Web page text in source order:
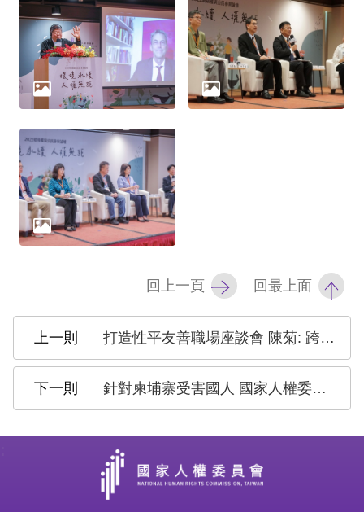
私
護
策
政
府
網
料
放
回上一頁 回最上面
打造性平友善職場座談會 陳菊: 跨世代接力 見證性平法20週年進展
針對柬埔寨受害國人 國家人權委員會呼籲共同打擊人口販運 保障人權及人身自由